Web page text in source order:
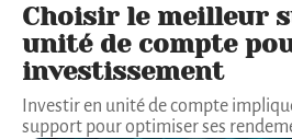
Choisir le meilleur
unité de compte
investissement
Investir en unité de compte
support pour optimiser ses